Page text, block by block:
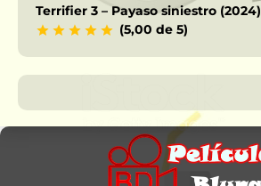
Terrifier 3 – Payaso siniestro (2024)
(5,00 de 5)